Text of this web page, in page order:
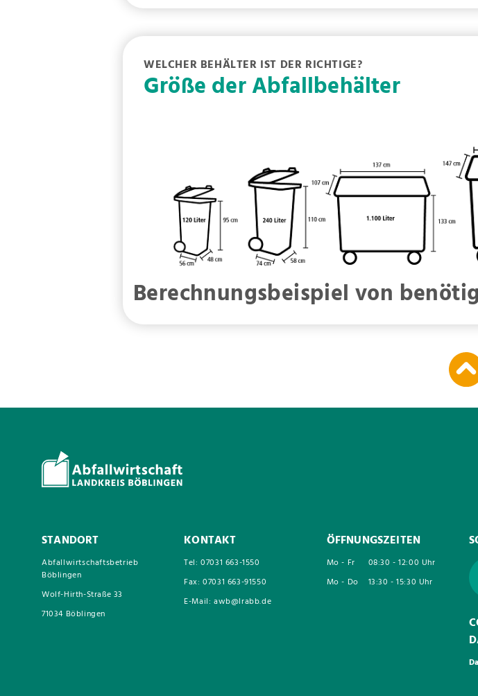
WELCHER BEHÄLTER IST DER RICHTIGE?
Größe der Abfallbehälter
Berechnungsbeispiel von
STANDORT
Abfallwirtschaftsbetrieb
Böblingen
Wolf-Hirth-Straße 33
71034 Böblingen
KONTAKT
Tel: 07031 663-1550
Fax: 07031 663-91550
E-Mail: awb@lrabb.de
ÖFFNUNGSZEITEN
Mo - Fr
08:30 - 12:00 Uhr
Mo - Do
13:30 - 15:30 Uhr